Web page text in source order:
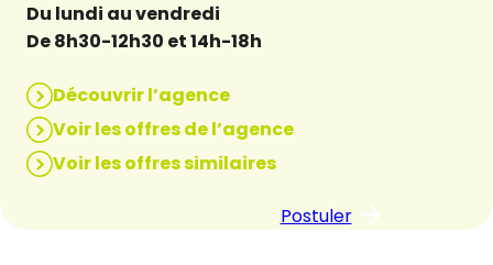
Du lundi au vendredi
De 8h30-12h30 et 14h-18h
Découvrir l’agence
Voir les offres de l’agence
Voir les offres similaires
Postuler